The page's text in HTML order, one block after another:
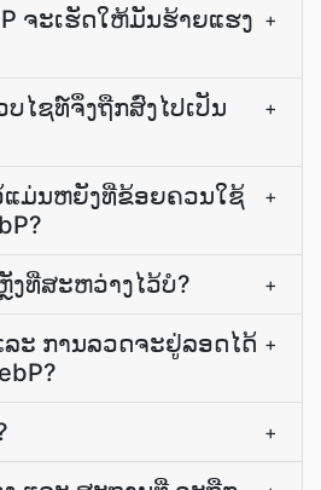
ຈະ​ເຮັດ​ໃຫ້​ມັນ​ຮ້າຍ​ແຮງ​ +
ບ​ໄຊ​ທ໌​ຈຶ່ງ​ຖືກ​ສົ່ງ​ໄປ​ເປັນ
+
ແມ່ນ​ຫຍັງ​ທີ່​ຂ້ອຍ​ຄວນ​ໃຊ້​
+
ງ​ທີ່​ສະຫວ່າງ​ໄວ້​ບໍ? +
ລະ ການ​ລວດ​ຈະ​ຢູ່​ລອດ​ໄດ້​ +
+